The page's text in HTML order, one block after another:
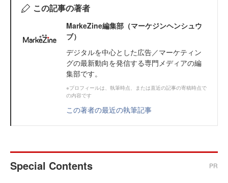
この記事の著者
MarkeZine編集部（マーケジンヘンシュウ
ブ）
デジタルを中心とした広告／マーケティン
グの最新動向を発信する専門メディアの編
集部です。
※プロフィールは、執筆時点、または直近の記事の寄稿時点で
の内容です
この著者の最近の執筆記事
Special Contents PR